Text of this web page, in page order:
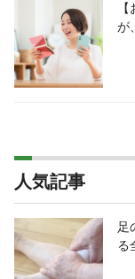
が
人気記事
足
る